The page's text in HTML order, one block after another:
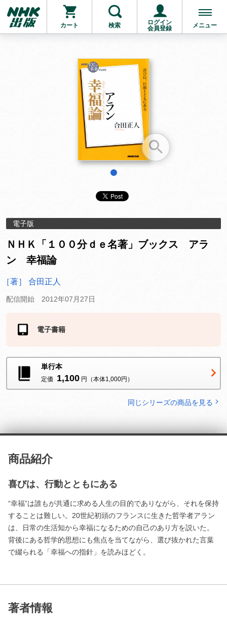
カート 検索
ログイン
会員登録
メニュー
電子版
ＮＨＫ「１００分ｄｅ名著」ブックス アラ
ン 幸福論
［著］ 合田正人
配信開始 2012年07月27日
電子書籍
単行本
定価 1,100 円（本体1,000円）
同じシリーズの商品を見る
商品紹介
喜びは、行動とともにある
“幸福”は誰もが共通に求める人生の目的でありながら、それを保持
することは難しい。20世紀初頭のフランスに生きた哲学者アラン
は、日常の生活知から幸福になるための自己のあり方を説いた。
背後にある哲学的思想にも焦点を当てながら、選び抜かれた言葉
で綴られる「幸福への指針」を読みほどく。
著者情報